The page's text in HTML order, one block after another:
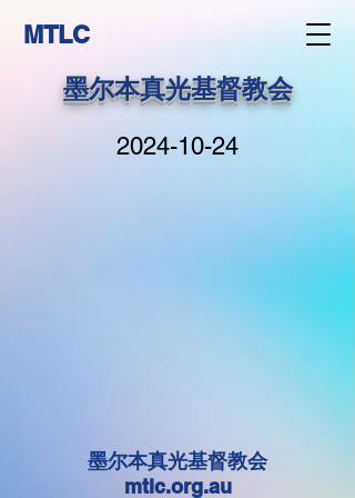
MTLC
墨尔本真光基督教会
2024-10-24
墨尔本真光基督教会
mtlc.org.au